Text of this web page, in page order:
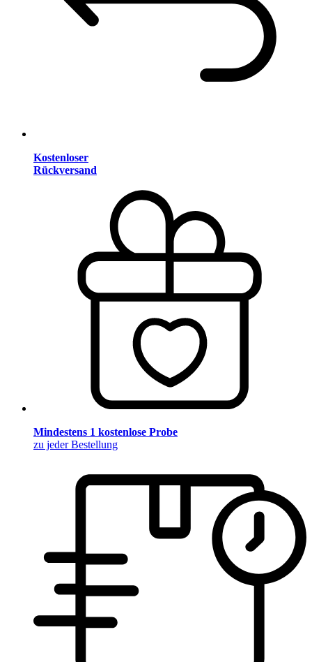
Kostenloser
Rückversand
Mindestens 1 kostenlose Probe
zu jeder Bestellung